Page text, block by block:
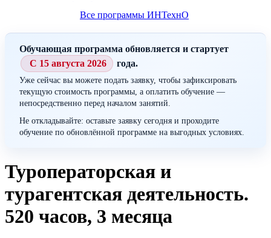
Все программы ИНТехнО
Обучающая программа обновляется и стартует
С 15 августа 2026
года.
Уже сейчас вы можете подать заявку, чтобы зафиксировать
текущую стоимость программы, а оплатить обучение —
непосредственно перед началом занятий.
Не откладывайте: оставьте заявку сегодня и проходите
обучение по обновлённой программе на выгодных условиях.
Туроператорская и
турагентская деятельность.
520 часов, 3 месяца